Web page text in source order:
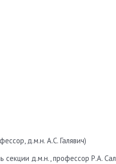
д.м.н. А.С. Галявич)
секции д.м.н., профессор Р.А.